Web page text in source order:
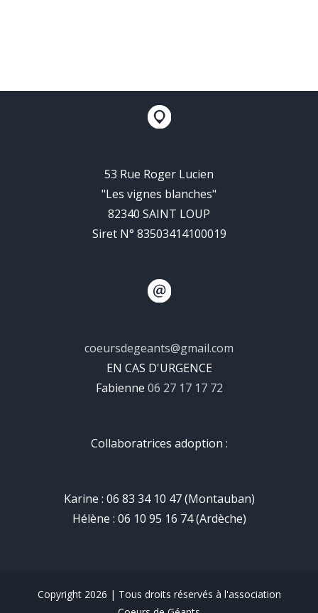
53 Rue Roger Lucien
"Les vignes blanches"
82340 SAINT LOUP
Siret N° 83503414100019
coeursdegeants@gmail.com
EN CAS D'URGENCE
Fabienne 06 27 17 17 72
Collaboratrices adoption :
Karine : 06 83 34 10 47 (Montauban)
Hélène : 06 10 95 16 74 (Ardèche)
Copyright 2026 | Tous droits réservés à l'association